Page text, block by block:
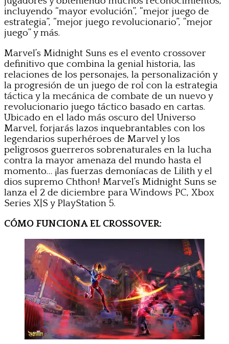
incluyendo “mayor evolución”, “mejor juego de
estrategia”, “mejor juego revolucionario”, “mejor
juego” y más.
Marvel’s Midnight Suns es el evento crossover
definitivo que combina la genial historia, las
relaciones de los personajes, la personalización y
la progresión de un juego de rol con la estrategia
táctica y la mecánica de combate de un nuevo y
revolucionario juego táctico basado en cartas.
Ubicado en el lado más oscuro del Universo
Marvel, forjarás lazos inquebrantables con los
legendarios superhéroes de Marvel y los
peligrosos guerreros sobrenaturales en la lucha
contra la mayor amenaza del mundo hasta el
momento… ¡las fuerzas demoníacas de Lilith y el
dios supremo Chthon! Marvel’s Midnight Suns se
lanza el 2 de diciembre para Windows PC, Xbox
Series X|S y PlayStation 5.
CÓMO FUNCIONA EL CROSSOVER: